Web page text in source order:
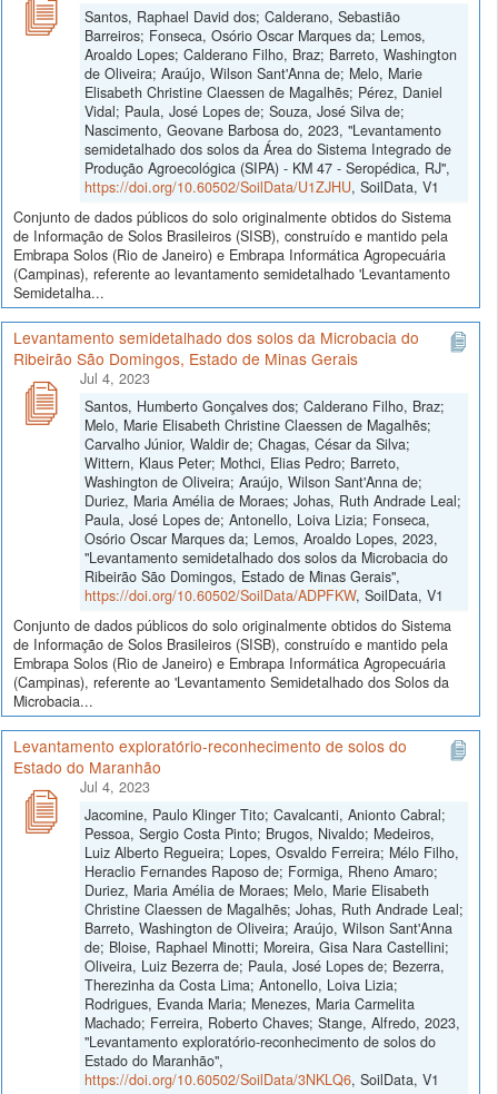
Santos, Raphael David dos; Calderano, Sebastião
Barreiros; Fonseca, Osório Oscar Marques da; Lemos,
Aroaldo Lopes; Calderano Filho, Braz; Barreto, Washington
de Oliveira; Araújo, Wilson Sant'Anna de; Melo, Marie
Elisabeth Christine Claessen de Magalhẽs; Pérez, Daniel
Vidal; Paula, José Lopes de; Souza, José Silva de;
Nascimento, Geovane Barbosa do, 2023, "Levantamento
semidetalhado dos solos da Área do Sistema Integrado de
Produção Agroecológica (SIPA) - KM 47 - Seropédica, RJ",
https://doi.org/10.60502/SoilData/U1ZJHU, SoilData, V1
Conjunto de dados públicos do solo originalmente obtidos do Sistema
de Informação de Solos Brasileiros (SISB), construído e mantido pela
Embrapa Solos (Rio de Janeiro) e Embrapa Informática Agropecuária
(Campinas), referente ao levantamento semidetalhado 'Levantamento
Semidetalha...
Levantamento semidetalhado dos solos da Microbacia do
Ribeirão São Domingos, Estado de Minas Gerais
Jul 4, 2023
Santos, Humberto Gonçalves dos; Calderano Filho, Braz;
Melo, Marie Elisabeth Christine Claessen de Magalhẽs;
Carvalho Júnior, Waldir de; Chagas, César da Silva;
Wittern, Klaus Peter; Mothci, Elias Pedro; Barreto,
Washington de Oliveira; Araújo, Wilson Sant'Anna de;
Duriez, Maria Amélia de Moraes; Johas, Ruth Andrade Leal;
Paula, José Lopes de; Antonello, Loiva Lizia; Fonseca,
Osório Oscar Marques da; Lemos, Aroaldo Lopes, 2023,
"Levantamento semidetalhado dos solos da Microbacia do
Ribeirão São Domingos, Estado de Minas Gerais",
https://doi.org/10.60502/SoilData/ADPFKW, SoilData, V1
Conjunto de dados públicos do solo originalmente obtidos do Sistema
de Informação de Solos Brasileiros (SISB), construído e mantido pela
Embrapa Solos (Rio de Janeiro) e Embrapa Informática Agropecuária
(Campinas), referente ao 'Levantamento Semidetalhado dos Solos da
Microbacia...
Levantamento exploratório-reconhecimento de solos do
Estado do Maranhão
Jul 4, 2023
Jacomine, Paulo Klinger Tito; Cavalcanti, Anionto Cabral;
Pessoa, Sergio Costa Pinto; Brugos, Nivaldo; Medeiros,
Luiz Alberto Regueira; Lopes, Osvaldo Ferreira; Mélo Filho,
Heraclio Fernandes Raposo de; Formiga, Rheno Amaro;
Duriez, Maria Amélia de Moraes; Melo, Marie Elisabeth
Christine Claessen de Magalhẽs; Johas, Ruth Andrade Leal;
Barreto, Washington de Oliveira; Araújo, Wilson Sant'Anna
de; Bloise, Raphael Minotti; Moreira, Gisa Nara Castellini;
Oliveira, Luiz Bezerra de; Paula, José Lopes de; Bezerra,
Therezinha da Costa Lima; Antonello, Loiva Lizia;
Rodrigues, Evanda Maria; Menezes, Maria Carmelita
Machado; Ferreira, Roberto Chaves; Stange, Alfredo, 2023,
"Levantamento exploratório-reconhecimento de solos do
Estado do Maranhão",
https://doi.org/10.60502/SoilData/3NKLQ6, SoilData, V1